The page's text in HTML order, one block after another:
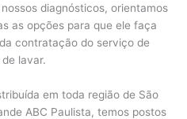
diagnósticos, orientamos
as opções para que ele faça
contratação do serviço de
lavar.
em toda região de São
ABC Paulista, temos postos